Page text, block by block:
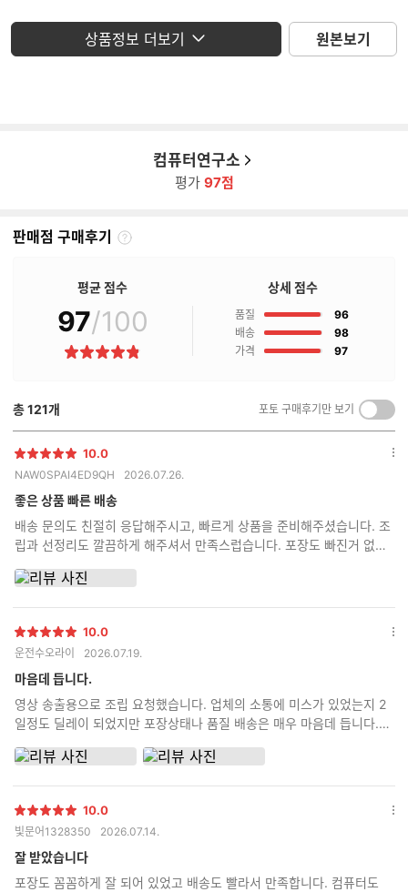
모니터
앱코 하이퍼뷰 HV-IP27F100D IPS FHD
100 HDR 무결점
상품정보 더보기 원본보기
컴퓨터연구소
평가 97점
판매점 구매후기
판
매
후
기
평균 점수
97/100
별
상세 점수
품질 96점
배송
98점
가격
97점
총121개 포토 구매후기만 보기
켜
기/
별
점
10.0
NAW0SPAI4ED9QH 2026.07.26.
좋은 상품 빠른 배송
배송 문의도 친절히 응답해주시고, 빠르게 상품을 준비해주셨습니다. 조
립과 선정리도 깔끔하게 해주셔서 만족스럽습니다. 포장도 빠진거 없이
옵
별
점
10.0
운전수오라이 2026.07.19.
마음데 듭니다.
영상 송출용으로 조립 요청했습니다. 업체의 소통에 미스가 있었는지 2
일정도 딜레이 되었지만 포장상태나 품질 배송은 매우 마음데 듭니다.
사용하겠습니다.
옵
별
점
10.0
빛문어1328350 2026.07.14.
잘 받았습니다
포장도 꼼꼼하게 잘 되어 있었고 배송도 빨라서 만족합니다. 컴퓨터도
옵